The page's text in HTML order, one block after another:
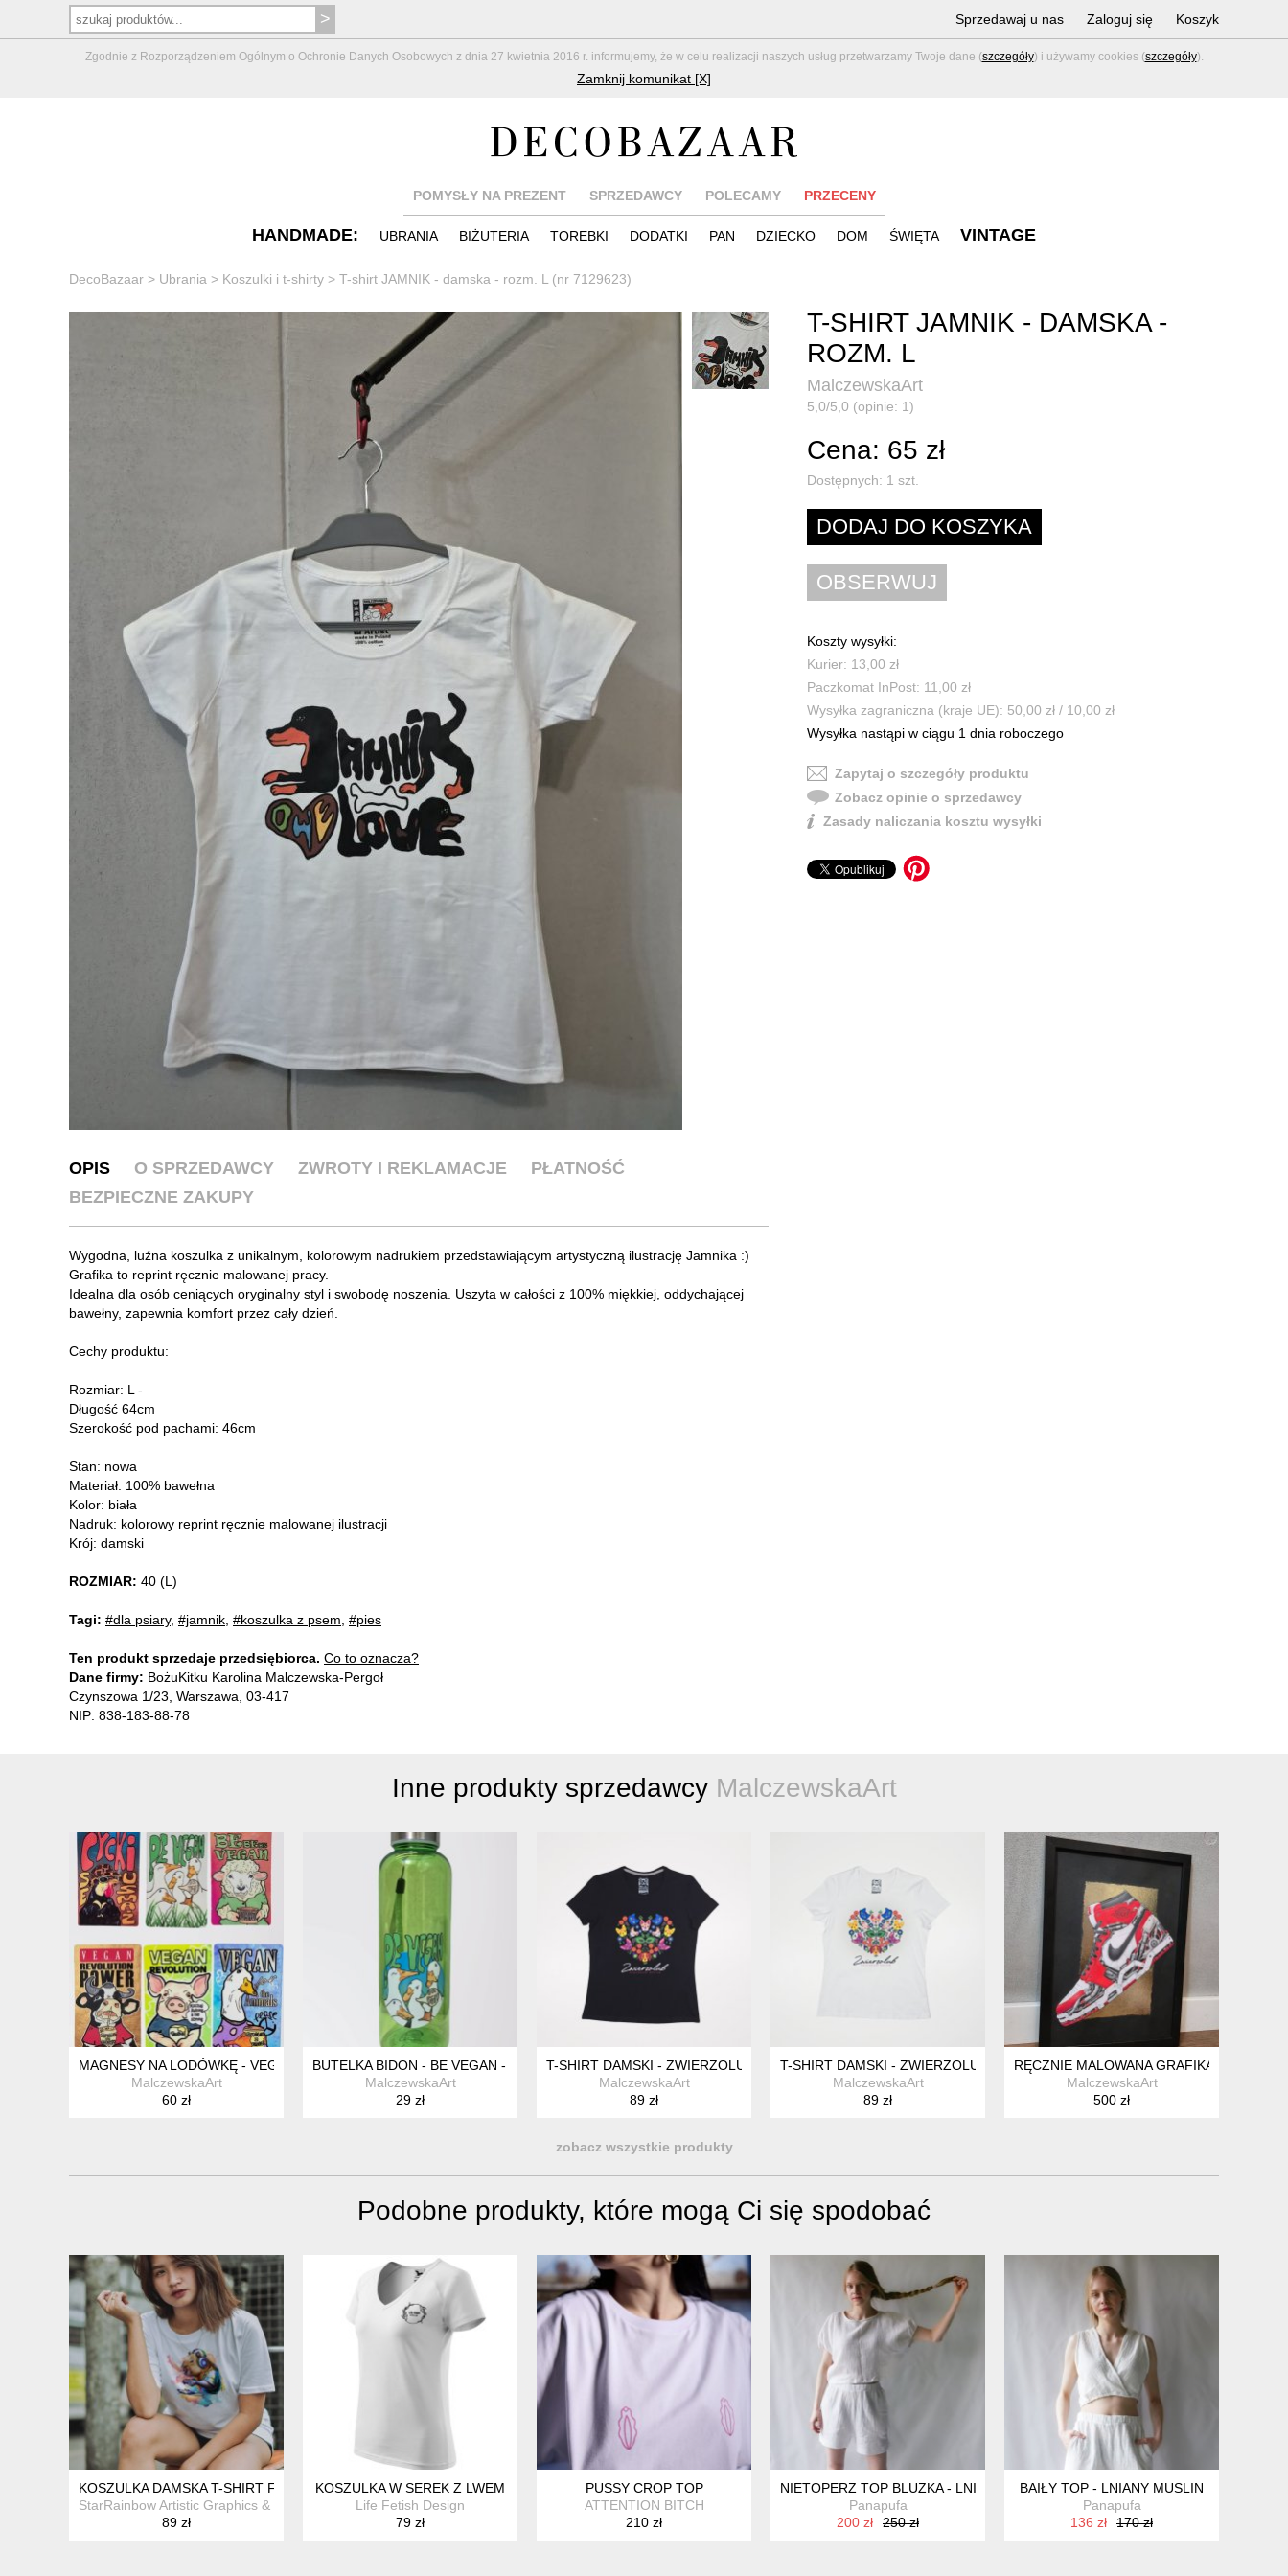
Zgodnie z Rozporządzeniem Ogólnym o Ochronie Danych Osobowych z dnia 27 kwietnia 2016 r. informujemy, że w celu realizacji naszych usług przetwarzamy Twoje dane (szczegóły) i używamy cookies (szczegóły).
Zamknij komunikat [X]
Sprzedawaj u nas Zaloguj się Koszyk
POMYSŁY NA PREZENT SPRZEDAWCY POLECAMY PRZECENY
HANDMADE: UBRANIA BIŻUTERIA TOREBKI DODATKI PAN DZIECKO DOM ŚWIĘTA VINTAGE
DecoBazaar > Ubrania > Koszulki i t-shirty > T-shirt JAMNIK - damska - rozm. L (nr 7129623)
T-SHIRT JAMNIK - DAMSKA -
ROZM. L
MalczewskaArt
5,0/5,0 (opinie: 1)
Cena: 65 zł
Dostępnych: 1 szt.
Koszty wysyłki:
Kurier: 13,00 zł
Paczkomat InPost: 11,00 zł
Wysyłka zagraniczna (kraje UE): 50,00 zł / 10,00 zł
Wysyłka nastąpi w ciągu 1 dnia roboczego
Zapytaj o szczegóły produktu
Zobacz opinie o sprzedawcy
Zasady naliczania kosztu wysyłki
OPIS O SPRZEDAWCY ZWROTY I REKLAMACJE
PŁATNOŚĆ
BEZPIECZNE ZAKUPY
Wygodna, luźna koszulka z unikalnym, kolorowym nadrukiem przedstawiającym artystyczną ilustrację Jamnika :)
Grafika to reprint ręcznie malowanej pracy.
Idealna dla osób ceniących oryginalny styl i swobodę noszenia. Uszyta w całości z 100% miękkiej, oddychającej
bawełny, zapewnia komfort przez cały dzień.
Cechy produktu:
Rozmiar: L -
Długość 64cm
Szerokość pod pachami: 46cm
Stan: nowa
Materiał: 100% bawełna
Kolor: biała
Nadruk: kolorowy reprint ręcznie malowanej ilustracji
Krój: damski
ROZMIAR: 40 (L)
Tagi: #dla psiary, #jamnik #koszulka z psem #pies
Ten produkt sprzedaje przedsiębiorca. Co to oznacza?
Dane firmy: BożuKitku Karolina Malczewska-Pergoł
Czynszowa 1/23, Warszawa, 03-417
NIP: 838-183-88-78
Inne produkty sprzedawcy MalczewskaArt
MAGNESY NA LODÓWKĘ - VEGAN ZWIERZAKI - ZESTAW 6SZT - KROWA KURA OWCA GĘŚ ŚWINKA
MalczewskaArt
60 zł
BUTELKA BIDON - BE VEGAN - GĘŚ - 500ML
MalczewskaArt
29 zł
T-SHIRT DAMSKI - ZWIERZOLUB - PIESKI KOTKI - WZÓR FOLKOWY - M
MalczewskaArt
89 zł
T-SHIRT DAMSKI - ZWIERZOLUB - PIESKI KOTKI - WZÓR FOLKOWY - M
MalczewskaArt
89 zł
RĘCZNIE MALOWANA GRAFIKA - OBRAZ -
MalczewskaArt
500 zł
zobacz wszystkie produkty
Podobne produkty, które mogą Ci się spodobać
KOSZULKA DAMSKA T-SHIRT FUNNY CAPYBARA GAMER S, M, L, XL, XXL
StarRainbow Artistic Graphics & Design Studio
89 zł
KOSZULKA W SEREK Z LWEM
Life Fetish Design
79 zł
PUSSY CROP TOP
ATTENTION BITCH
210 zł
NIETOPERZ TOP BLUZKA - LNIANY MUSLIN
Panapufa
200 zł
250 zł
BAIŁY TOP - LNIANY MUSLIN
Panapufa
136 zł
170 zł